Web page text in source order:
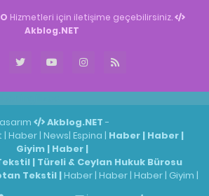
Hizmetleri için iletişime geçebilirsiniz.
Akblog.NET
Akblog.NET -
| Haber | News| Espina | Haber | Haber |
Giyim| Haber|
| Türeli & Ceylan Hukuk Bürosu
Tekstil | Haber | Haber | Haber | Giyim |